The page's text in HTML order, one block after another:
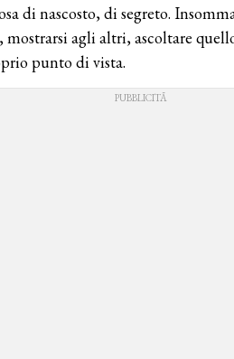
di nascosto, di segreto.
mostrarsi agli altri, ascoltare
punto di vista.